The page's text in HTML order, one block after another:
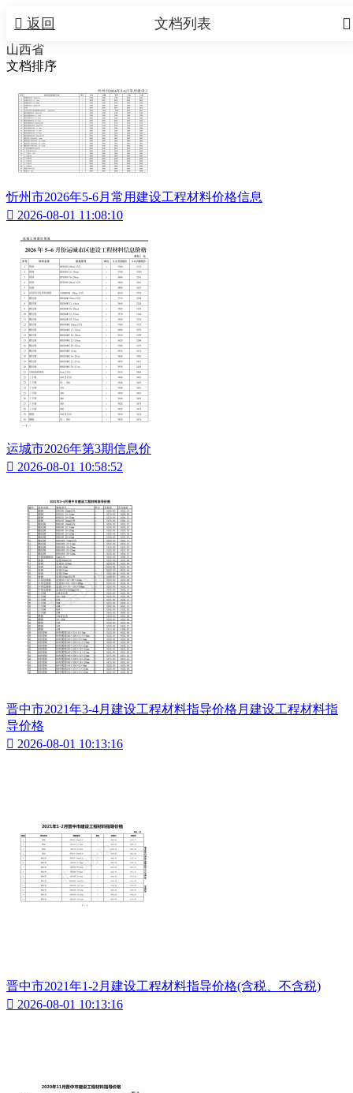
 返回 
文档列表
山西省
文档排序
忻州市2026年5-6月常用建设工程材料价格信息
 2026-08-01 11:08:10
运城市2026年第3期信息价
 2026-08-01 10:58:52
晋中市2021年3-4月建设工程材料指导价格月建设工程材料指
导价格
 2026-08-01 10:13:16
晋中市2021年1-2月建设工程材料指导价格(含税、不含税)
 2026-08-01 10:13:16